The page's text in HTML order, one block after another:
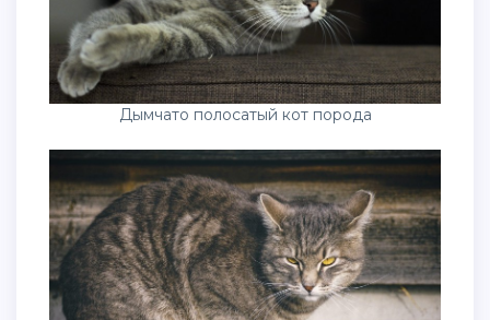
Дымчато полосатый кот порода